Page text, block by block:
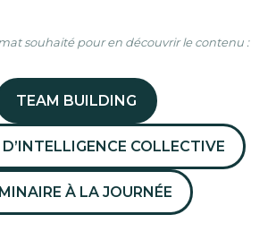
souhaité pour en découvrir le contenu :
TEAM BUILDING
COLLECTIVE
À LA JOURNÉE